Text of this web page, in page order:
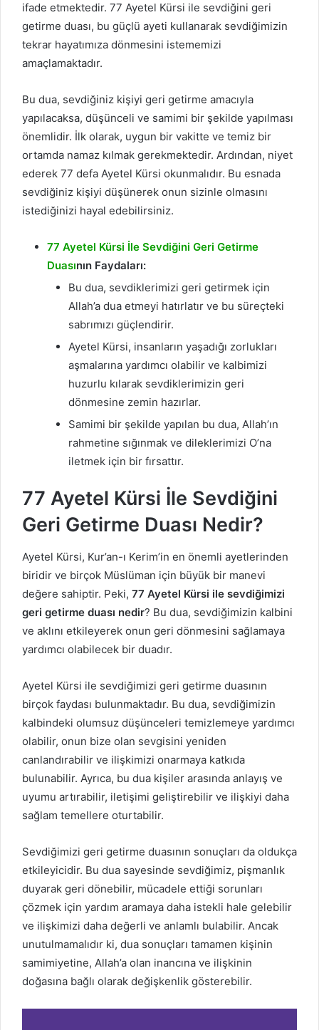
ifade etmektedir. 77 Ayetel Kürsi ile sevdiğini geri
getirme duası, bu güçlü ayeti kullanarak sevdiğimizin
tekrar hayatımıza dönmesini istememizi
amaçlamaktadır.
Bu dua, sevdiğiniz kişiyi geri getirme amacıyla
yapılacaksa, düşünceli ve samimi bir şekilde yapılması
önemlidir. İlk olarak, uygun bir vakitte ve temiz bir
ortamda namaz kılmak gerekmektedir. Ardından, niyet
ederek 77 defa Ayetel Kürsi okunmalıdır. Bu esnada
sevdiğiniz kişiyi düşünerek onun sizinle olmasını
istediğinizi hayal edebilirsiniz.
77 Ayetel Kürsi İle Sevdiğini Geri Getirme
Duasının Faydaları:
Bu dua, sevdiklerimizi geri getirmek için
Allah’a dua etmeyi hatırlatır ve bu süreçteki
sabrımızı güçlendirir.
Ayetel Kürsi, insanların yaşadığı zorlukları
aşmalarına yardımcı olabilir ve kalbimizi
huzurlu kılarak sevdiklerimizin geri
dönmesine zemin hazırlar.
Samimi bir şekilde yapılan bu dua, Allah’ın
rahmetine sığınmak ve dileklerimizi O’na
iletmek için bir fırsattır.
77 Ayetel Kürsi İle Sevdiğini
Geri Getirme Duası Nedir?
Ayetel Kürsi, Kur’an-ı Kerim’in en önemli ayetlerinden
biridir ve birçok Müslüman için büyük bir manevi
değere sahiptir. Peki, 77 Ayetel Kürsi ile sevdiğimizi
geri getirme duası nedir? Bu dua, sevdiğimizin kalbini
ve aklını etkileyerek onun geri dönmesini sağlamaya
yardımcı olabilecek bir duadır.
Ayetel Kürsi ile sevdiğimizi geri getirme duasının
birçok faydası bulunmaktadır. Bu dua, sevdiğimizin
kalbindeki olumsuz düşünceleri temizlemeye yardımcı
olabilir, onun bize olan sevgisini yeniden
canlandırabilir ve ilişkimizi onarmaya katkıda
bulunabilir. Ayrıca, bu dua kişiler arasında anlayış ve
uyumu artırabilir, iletişimi geliştirebilir ve ilişkiyi daha
sağlam temellere oturtabilir.
Sevdiğimizi geri getirme duasının sonuçları da oldukça
etkileyicidir. Bu dua sayesinde sevdiğimiz, pişmanlık
duyarak geri dönebilir, mücadele ettiği sorunları
çözmek için yardım aramaya daha istekli hale gelebilir
ve ilişkimizi daha değerli ve anlamlı bulabilir. Ancak
unutulmamalıdır ki, dua sonuçları tamamen kişinin
samimiyetine, Allah’a olan inancına ve ilişkinin
doğasına bağlı olarak değişkenlik gösterebilir.